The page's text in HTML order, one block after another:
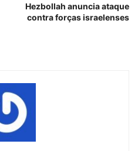
Hezbollah anuncia ataque
contra forças israelenses